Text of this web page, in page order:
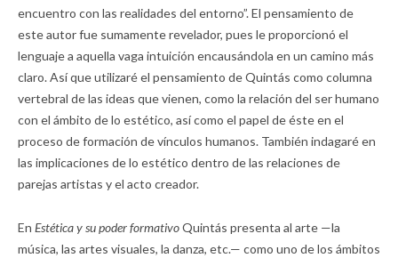
encuentro con las realidades del entorno”. El pensamiento de
este autor fue sumamente revelador, pues le proporcionó el
lenguaje a aquella vaga intuición encausándola en un camino más
claro. Así que utilizaré el pensamiento de Quintás como columna
vertebral de las ideas que vienen, como la relación del ser humano
con el ámbito de lo estético, así como el papel de éste en el
proceso de formación de vínculos humanos. También indagaré en
las implicaciones de lo estético dentro de las relaciones de
parejas artistas y el acto creador.
En Estética y su poder formativoQuintás presenta al arte —la
música, las artes visuales, la danza, etc.— como uno de los ámbitos